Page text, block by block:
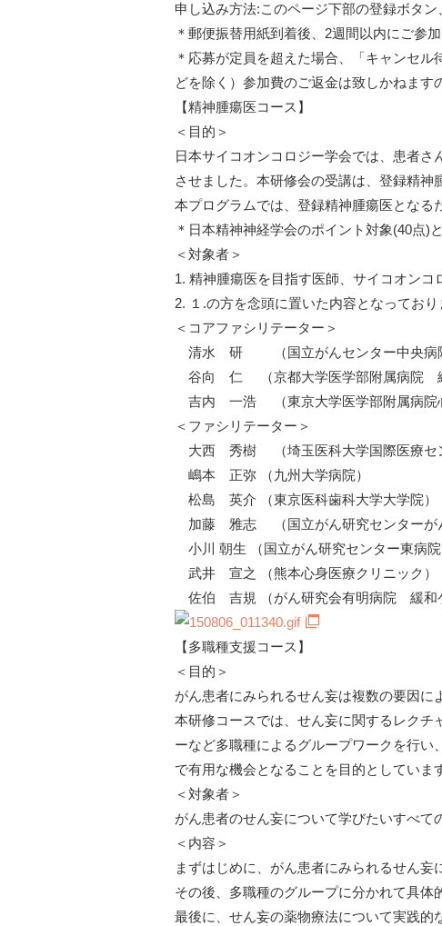
申し込み方法:このページ下部の登録ボタ
＊郵便振替用紙到着後、2週間以内にご参
＊応募が定員を超えた場合、「キャンセ
どを除く）参加費のご返金は致しかねます
【精神腫瘍医コース】
＜目的＞
日本サイコオンコロジー学会では、患者
させました。本研修会の受講は、登録精神
本プログラムでは、登録精神腫瘍医となる
＊日本精神神経学会のポイント対象(40点)
＜対象者＞
1. 精神腫瘍医を目指す医師、サイコオンコ
2. １.の方を念頭に置いた内容となってお
＜コアファシリテーター＞
清水 研 （国立がんセンター中央病
谷向 仁 （京都大学医学部附属病院 緩
吉内 一浩 （東京大学医学部附属病院
＜ファシリテーター＞
大西 秀樹 （埼玉医科大学国際医療セ
嶋本 正弥 （九州大学病院）
松島 英介 （東京医科歯科大学大学院
加藤 雅志 （国立がん研究センターが
小川 朝生 （国立がん研究センター東病
武井 宣之 （熊本心身医療クリニック
佐伯 吉規 （がん研究会有明病院 緩和
【多職種支援コース】
＜目的＞
がん患者にみられるせん妄は複数の要因に
本研修コースでは、せん妄に関するレクチ
ーなど多職種によるグループワークを行い
で有用な機会となることを目的としていま
＜対象者＞
がん患者のせん妄について学びたいすべて
＜内容＞
まずはじめに、がん患者にみられるせん妄
その後、多職種のグループに分かれて具体
最後に、せん妄の薬物療法について実践的